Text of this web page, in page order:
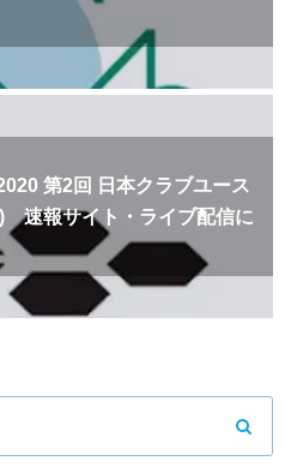
第2回 日本クラブユース
速報サイト・ライブ配信に